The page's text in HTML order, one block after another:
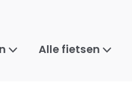
Alle fietsen